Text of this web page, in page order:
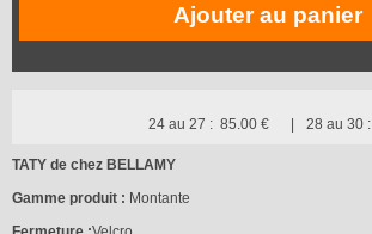
Ajouter au panier
24 au 27 : 85.00 € 28 au 30 :
TATY de chez BELLAMY
Gamme produit : Montante